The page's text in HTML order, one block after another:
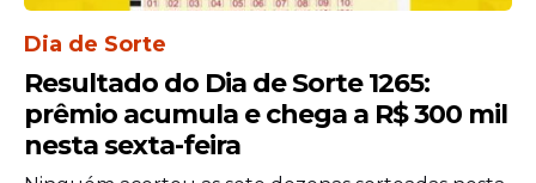
Dia de Sorte
Resultado do Dia de Sorte 1265:
prêmio acumula e chega a R$ 300 mil
nesta sexta-feira